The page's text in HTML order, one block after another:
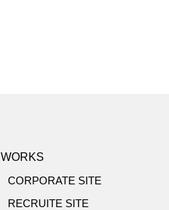
WORKS
CORPORATE SITE
RECRUITE SITE